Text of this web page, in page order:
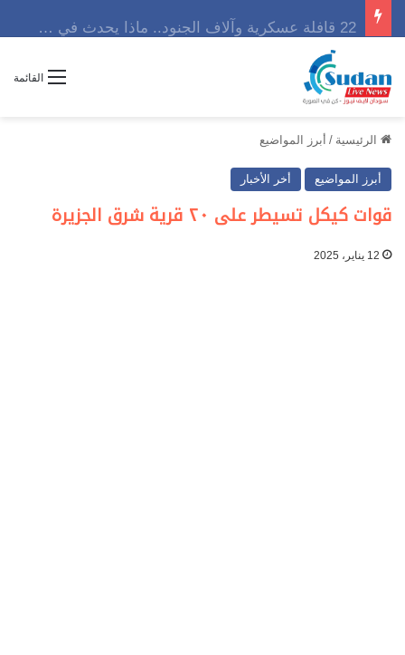
القائمة
الرئيسية / أبرز المواضيع
أبرز المواضيع أخر الأخبار
قوات كيكل تسيطر على ٢٠ قرية شرق الجزيرة
12 يناير، 2025